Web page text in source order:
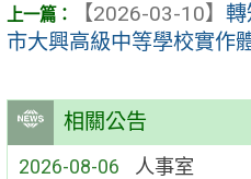
相關公告
2026-08-06 人事室
【2026-03-10】 轉
市大興高級中等學校實作